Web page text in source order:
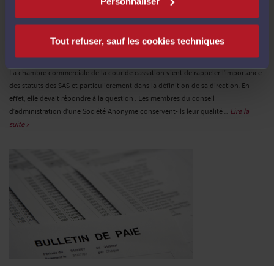
Tout refuser, sauf les cookies techniques
SAS : L’IMPORTANCE DE SES STATUTS POUR DÉFINIR SA
DIRECTION
le 02/06/2017
La chambre commerciale de la cour de cassation vient de rappeler l’importance
des statuts des SAS et particulièrement dans la définition de sa direction. En
effet, elle devait répondre à la question : Les membres du conseil
d’administration d’une Société Anonyme conservent-ils leur qualité ... Lire la
suite >